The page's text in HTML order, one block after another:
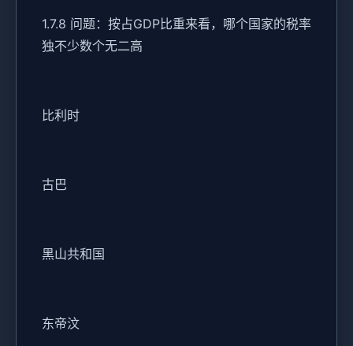
1.7.8 问题：按占GDP比重来看，哪个国家的税率
独不少数个无二高
比利时
古巴
黑山共和国
东帝汶